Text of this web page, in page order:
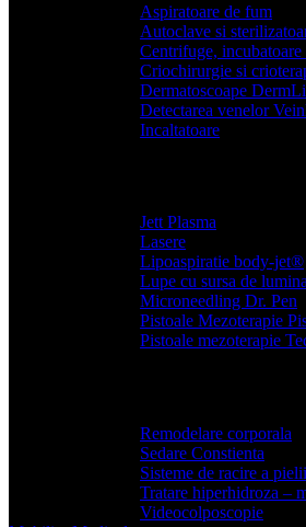
Aspiratoare de fum
Autoclave si
Centrifuge,
Criochirurgie si
Dermatoscoape
Detectarea venelor
Incaltatoare
Jett Plasma
Lasere
Lipoaspiratie body-jet®
Lupe cu sursa de
Microneedling Dr. Pen
Pistoale Mezoterapie
Pistoale mezoterapie
Remodelare corporala
Sedare Constienta
Sisteme de racire a
Tratare hiperhidroza –
Videocolposcopie